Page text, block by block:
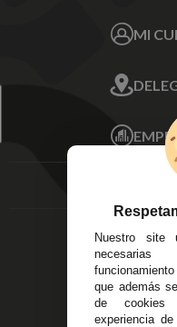
MI
Mis
Mis
Mis
Av.
Local
14
C/
Pago
Nuestro site
que además
de cookies
experiencia